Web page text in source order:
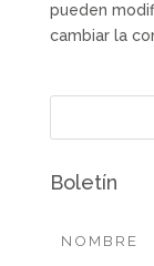
pueden
cambiar la
Boletín